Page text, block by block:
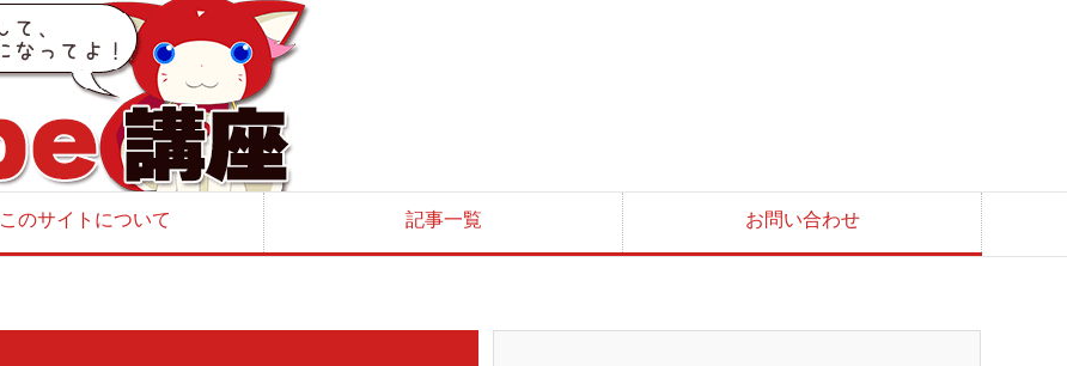
このサイトについて 記事一覧 お問い合わせ